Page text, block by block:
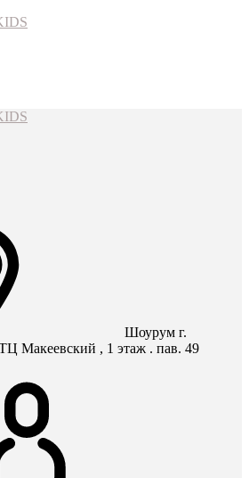
Шоурум г.
Макеевский , 1 этаж . пав. 49